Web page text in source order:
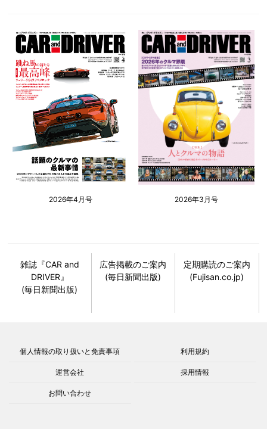
2026年4月号 2026年3月号
雑誌『CAR and
DRIVER』
(毎日新聞出版)
広告掲載のご案内
(毎日新聞出版)
定期購読のご案内
(Fujisan.co.jp)
個人情報の取り扱いと免責事項 利用規約
運営会社 採用情報
お問い合わせ